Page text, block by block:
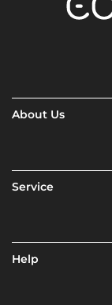
About Us
Service
Help